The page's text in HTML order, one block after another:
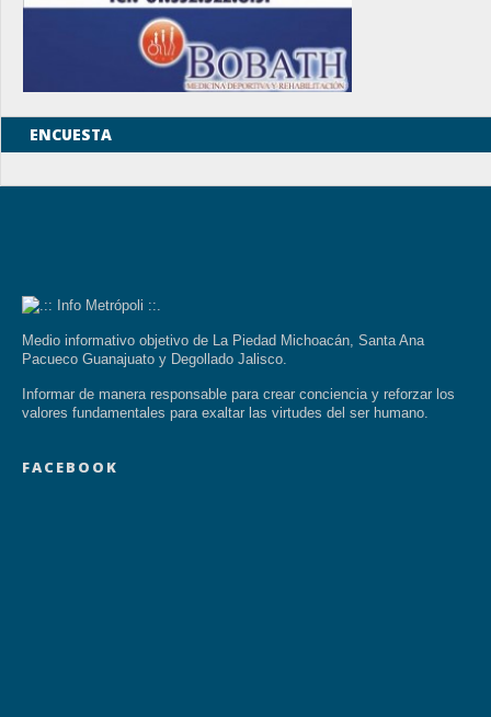
ENCUESTA
Medio informativo objetivo de La Piedad Michoacán, Santa Ana
Pacueco Guanajuato y Degollado Jalisco.
Informar de manera responsable para crear conciencia y reforzar los
valores fundamentales para exaltar las virtudes del ser humano.
FACEBOOK